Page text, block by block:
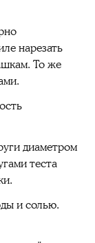
нарезать
То же
диаметром
теста
и солью.